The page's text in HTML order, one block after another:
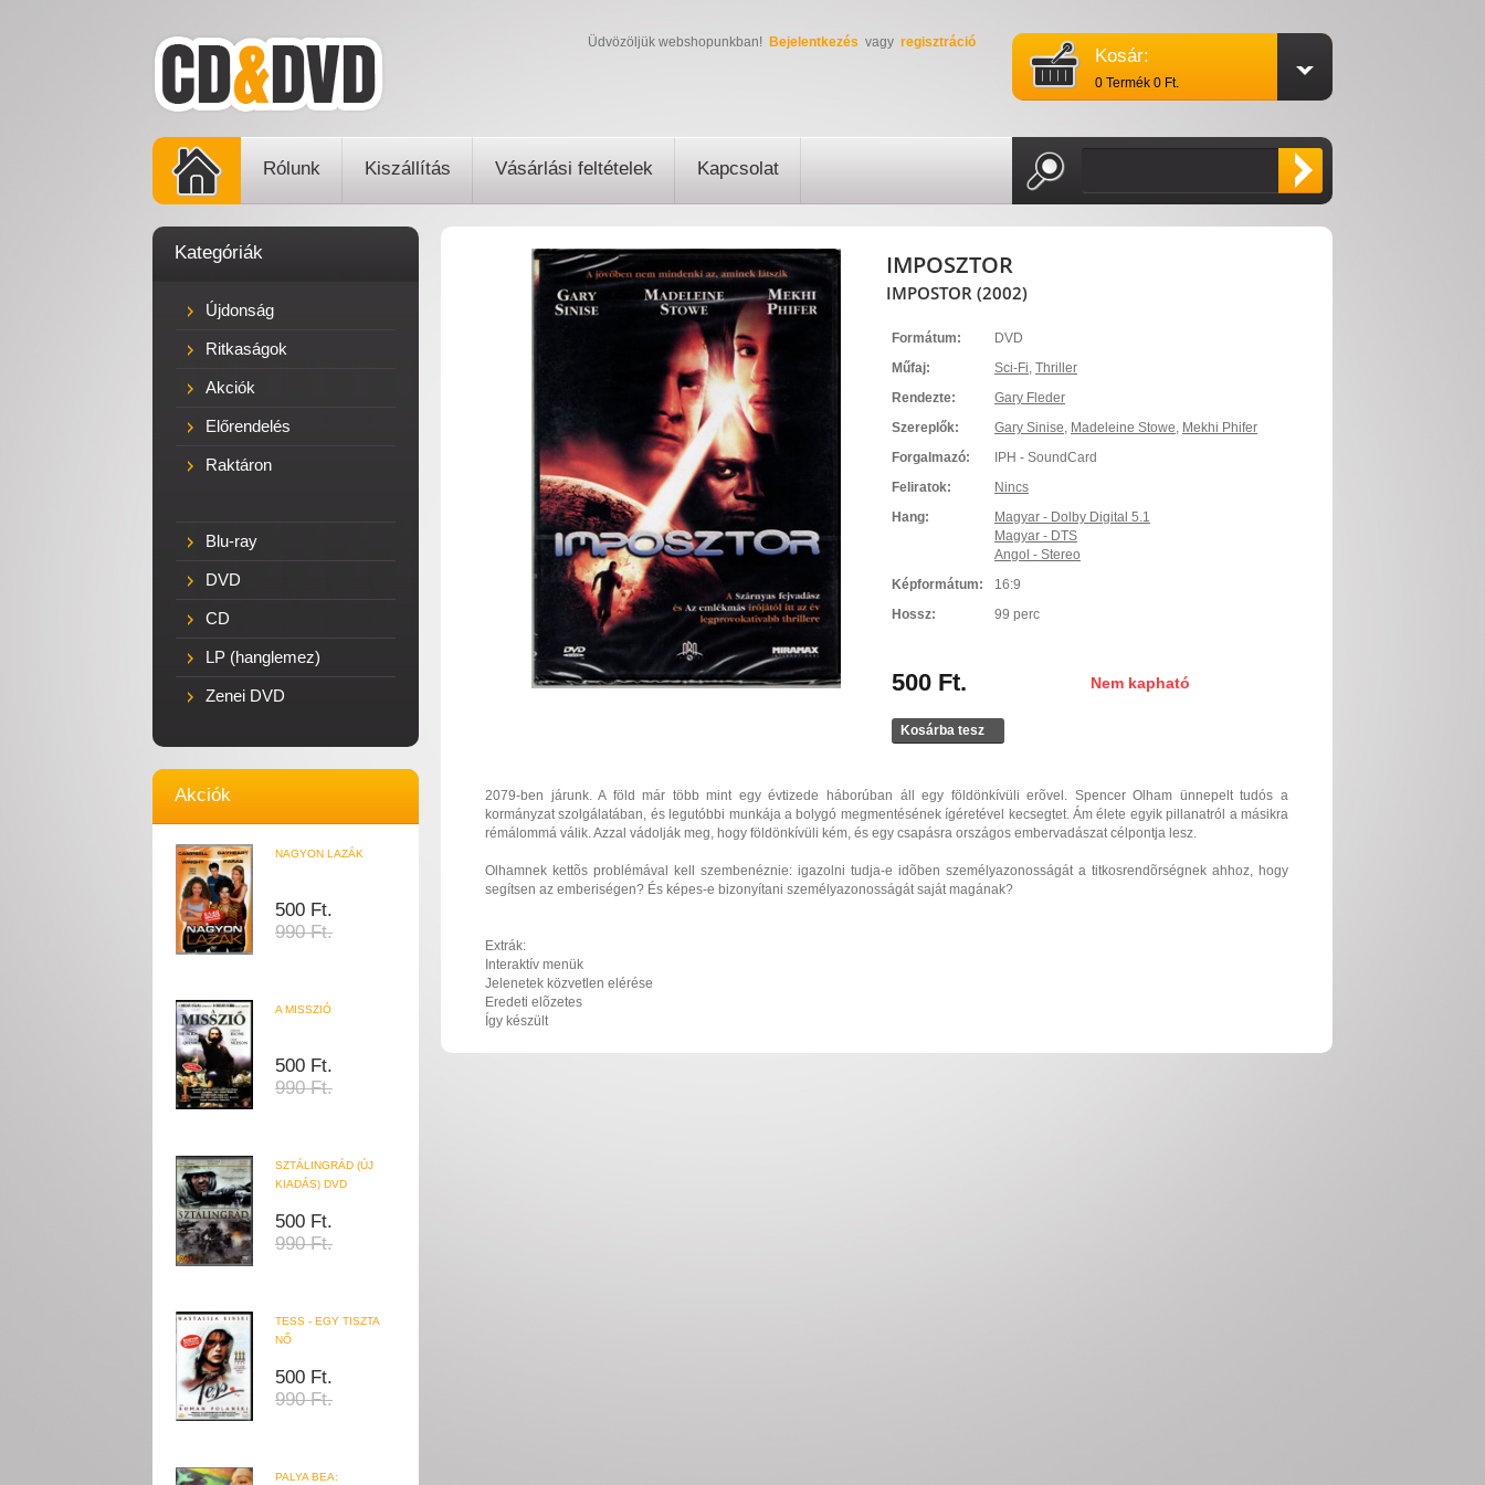
Kosár:
0 Termék 0 Ft.
Üdvözöljük webshopunkban! Bejelentkezés vagy regisztráció
Rólunk Kiszállítás Vásárlási feltételek Kapcsolat
Kategóriák
Újdonság
Ritkaságok
Akciók
Előrendelés
Raktáron
Blu-ray
DVD
CD
LP (hanglemez)
Zenei DVD
Akciók
NAGYON LAZÁK
500 Ft.
990 Ft.
A MISSZIÓ
500 Ft.
990 Ft.
SZTÁLINGRÁD (ÚJ
KIADÁS) DVD
500 Ft.
990 Ft.
TESS - EGY TISZTA
NŐ
500 Ft.
990 Ft.
PALYA BEA:
IMPOSZTOR
IMPOSTOR (2002)
Formátum:
DVD
Műfaj:
Sci-Fi, Thriller
Rendezte:
Gary Fleder
Szereplők:
Gary Sinise, Madeleine Stowe, Mekhi Phifer
Forgalmazó:
IPH - SoundCard
Feliratok:
Nincs
Hang:
Magyar - Dolby Digital 5.1
Magyar - DTS
Angol - Stereo
Képformátum:
16:9
Hossz:
99 perc
500 Ft. Nem kapható
Kosárba tesz
2079-ben járunk. A föld már több mint egy évtizede háborúban áll egy földönkívüli erõvel. Spencer Olham ünnepelt tudós a
kormányzat szolgálatában, és legutóbbi munkája a bolygó megmentésének ígéretével kecsegtet. Ám élete egyik pillanatról a másikra
rémálommá válik. Azzal vádolják meg, hogy földönkívüli kém, és egy csapásra országos embervadászat célpontja lesz.
Olhamnek kettõs problémával kell szembenéznie: igazolni tudja-e idõben személyazonosságát a titkosrendõrségnek ahhoz, hogy
segítsen az emberiségen? És képes-e bizonyítani személyazonosságát saját magának?
Extrák:
Interaktív menük
Jelenetek közvetlen elérése
Eredeti elõzetes
Így készült